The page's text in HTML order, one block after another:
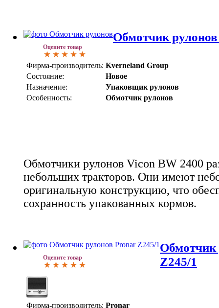
Оцените товар
Обмотчик
Фирма-производитель: Kverneland Group
Состояние:
Новое
Назначение:
Упаковщик рулонов
Особенность:
Обмотчик рулонов
Обмотчики рулонов Vicon BW 2400
небольших тракторов. Они имеют
оригинальную конструкцию, что
сохранность упакованных кормов.
Оцените товар
Обмотчик
Z245/1
Фирма-производитель: Pronar